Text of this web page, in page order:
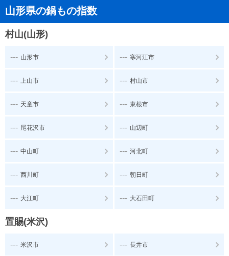
山形県の鍋もの指数
村山(山形)
--- 山形市 --- 寒河江市
--- 上山市 --- 村山市
--- 天童市 --- 東根市
--- 尾花沢市 --- 山辺町
--- 中山町 --- 河北町
--- 西川町 --- 朝日町
--- 大江町 --- 大石田町
置賜(米沢)
--- 米沢市 --- 長井市